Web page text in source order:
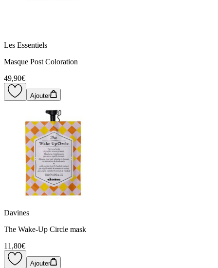
Les Essentiels
Masque Post Coloration
49,90€
Ajouter
Davines
The Wake-Up Circle mask
11,80€
Ajouter